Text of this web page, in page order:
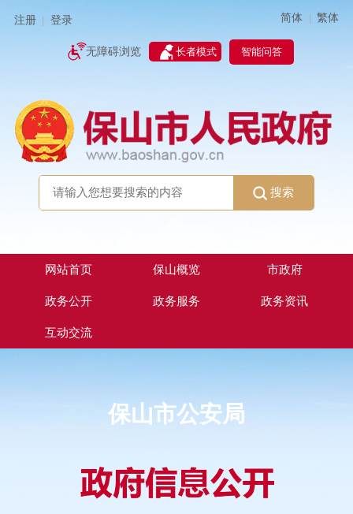
注册 登录 简体 | 繁体
无障碍浏览 长者模式 智能问答
搜索
网站首页 保山概览 市政府
政务公开 政务服务 政务资讯
互动交流
保山市公安局